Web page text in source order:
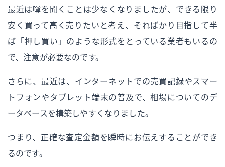
最近は噂を聞くことは少なくなりましたが、できる限り
安く買って高く売りたいと考え、そればかり目指して半
ば「押し買い」のような形式をとっている業者もいるの
で、注意が必要なのです。
さらに、最近は、インターネットでの売買記録やスマー
トフォンやタブレット端末の普及で、相場についてのデ
ータベースを構築しやすくなりました。
つまり、正確な査定金額を瞬時にお伝えすることができ
るのです。